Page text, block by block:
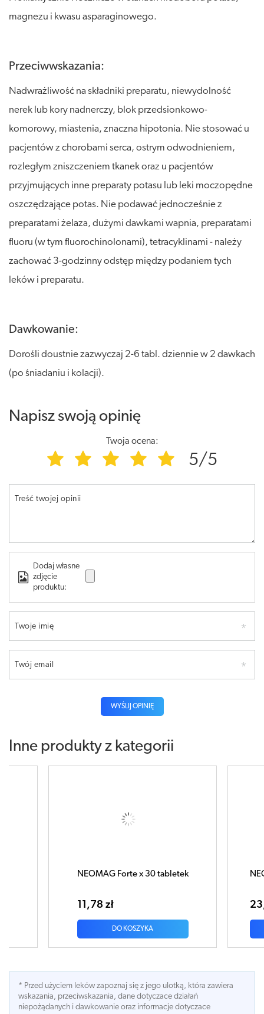
magnezu i kwasu asparaginowego.
Przeciwwskazania:
Nadwrażliwość na składniki preparatu, niewydolność
nerek lub kory nadnerczy, blok przedsionkowo-
komorowy, miastenia, znaczna hipotonia. Nie stosować u
pacjentów z chorobami serca, ostrym odwodnieniem,
rozległym zniszczeniem tkanek oraz u pacjentów
przyjmujących inne preparaty potasu lub leki moczopędne
oszczędzające potas. Nie podawać jednocześnie z
preparatami żelaza, dużymi dawkami wapnia, preparatami
fluoru (w tym fluorochinolonami), tetracyklinami - należy
zachować 3-godzinny odstęp między podaniem tych
leków i preparatu.
Dawkowanie:
Dorośli doustnie zazwyczaj 2-6 tabl. dziennie w 2 dawkach
(po śniadaniu i kolacji).
Napisz swoją opinię
Twoja ocena:
5/5
Treść twojej opinii
Dodaj własne
zdjęcie
produktu:
Twoje imię
Twój email
WYŚLIJ OPINIĘ
Inne produkty z kategorii
Forte x 30 tabletek NEOMAG Forte D3 x 50
* Przed użyciem leków zapoznaj się z jego ulotką, która zawiera
wskazania, przeciwskazania, dane dotyczace działań
niepożądanych i dawkowanie oraz informacje dotyczace